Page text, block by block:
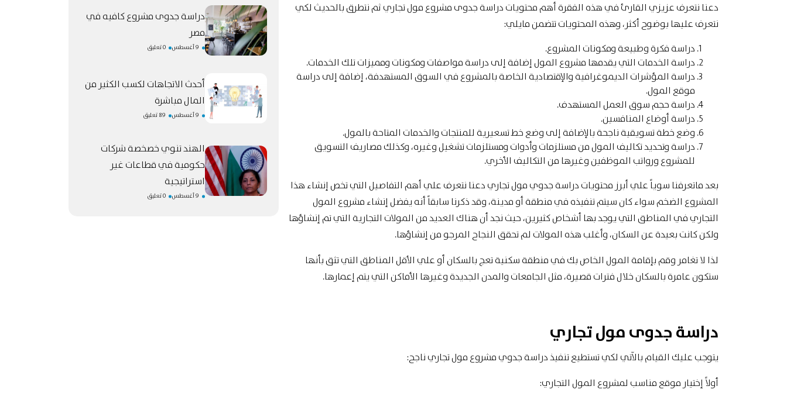
دعنا نتعرف عزيزي القارئ في هذه الفقرة أهم محتويات دراسة جدوى مشروع مول تجاري ثم نتطرق بالحديث لكي
نتعرف عليها بوضوح أكثر، وهذه المحتويات تتضمن مايلي:
دراسة فكرة وطبيعة ومكونات المشروع.
دراسة الخدمات التي يقدمها مشروع المول إضافة إلى دراسة مواصفات ومكونات ومميزات تلك الخدمات.
دراسة المؤشرات الديموغرافية والإقتصادية الخاصة بالمشروع في السوق المستهدفة، إضافة إلى دراسة
موقع المول.
دراسة حجم سوق العمل المستهدف.
دراسة أوضاع المنافسين.
وضع خطة تسويقية ناجحة بالإضافة إلى وضع خط تسعيرية للمنتجات والخدمات المتاحة بالمول.
دراسة وتحديد تكاليف المول من مستلزمات وأدوات ومستلزمات تشغيل وغيره، وكذلك مصاريف التسويق
للمشروع ورواتب الموظفين وغيرها من التكاليف الأخري.
بعد ماتعرفنا سوياً علي أبرز محتويات دراسة جدوي مول تجاري دعنا نتعرف علي أهم التفاصيل التي تخص إنشاء هذا
المشروع الضخم سواء كان سيتم تنفيذه في منطقة أو مدينة، وقد ذكرنا سابقاً أنه يفضل إنشاء مشروع المول
التجاري في المناطق التي يوجد بها أشخاص كثيرين، حيث نجد أن هناك العديد من المولات التجارية التي تم إنشاؤها
ولكن كانت بعيدة عن السكان، وأغلب هذه المولات لم تحقق النجاح المرجو من إنشاؤها.
لذا لا تغامر وقم بإقامة المول الخاص بك في منطقة سكنية تعج بالسكان أو علي الأقل المناطق التي تثق بأنها
ستكون عامرة بالسكان خلال فترات قصيرة، مثل الجامعات والمدن الجديدة وغيرها الأماكن التي يتم إعمارها.
دراسة جدوى مول تجاري
يتوجب عليك القيام بالآتي لكي تستطيع تنفيذ دراسة جدوي مشروع مول تجاري ناجح:
أولاً إختيار موقع مناسب لمشروع المول التجاري:
دراسة جدوى مشروع كافيه في
مصر
9 أغسطس 0 تعليق
أحدث الاتجاهات لكسب الكثير من
المال مباشرة
9 أغسطس 89 تعليق
الهند تنوي خصخصة شركات
حكومية في قطاعات غير
استراتيجية
9 أغسطس 0 تعليق